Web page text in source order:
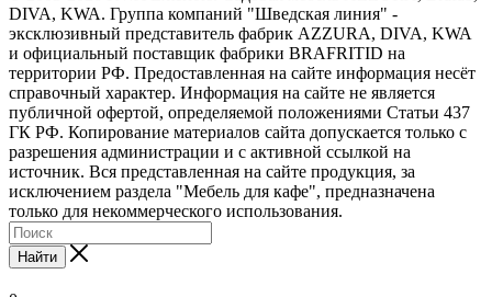
DIVA, KWA. Группа компаний "Шведская линия" -
эксклюзивный представитель фабрик AZZURA, DIVA, KWA
и официальный поставщик фабрики BRAFRITID на
территории РФ. Предоставленная на сайте информация несёт
справочный характер. Информация на сайте не является
публичной офертой, определяемой положениями Статьи 437
ГК РФ. Копирование материалов сайта допускается только с
разрешения администрации и с активной ссылкой на
источник. Вся представленная на сайте продукция, за
исключением раздела "Мебель для кафе", предназначена
только для некоммерческого использования.
Найти